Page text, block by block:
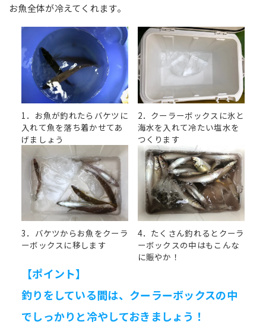
お魚全体が冷えてくれます。
1．お魚が釣れたらバケツに
入れて魚を落ち着かせてあ
げましょう
2．クーラーボックスに氷と
海水を入れて冷たい塩水を
つくります
3．バケツからお魚をクーラ
ーボックスに移します
4．たくさん釣れるとクーラ
ーボックスの中はもこんな
に賑やか！
【ポイント】
釣りをしている間は、クーラーボックスの中
でしっかりと冷やしておきましょう！